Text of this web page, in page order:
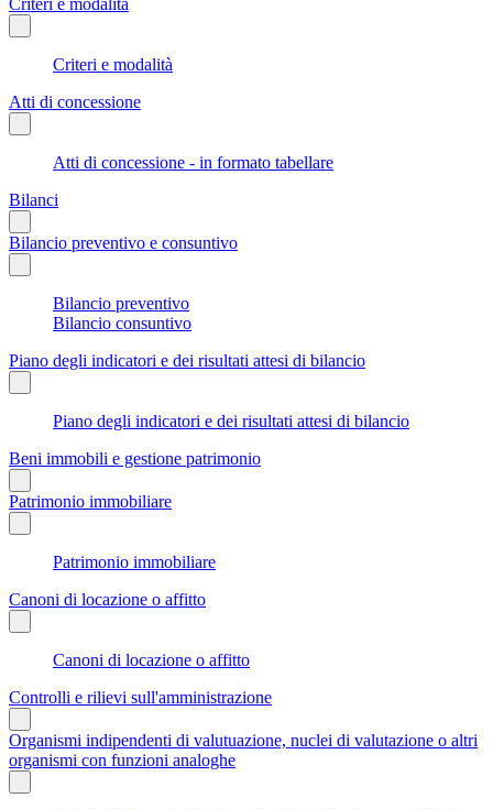
Criteri e modalità
Atti di concessione
Atti di concessione - in formato tabellare
Bilanci
Bilancio preventivo e consuntivo
Bilancio preventivo
Bilancio consuntivo
Piano degli indicatori e dei risultati attesi di bilancio
Piano degli indicatori e dei risultati attesi di bilancio
Beni immobili e gestione patrimonio
Patrimonio immobiliare
Patrimonio immobiliare
Canoni di locazione o affitto
Canoni di locazione o affitto
Controlli e rilievi sull'amministrazione
Organismi indipendenti di valutuazione, nuclei di valutazione o altri
organismi con funzioni analoghe